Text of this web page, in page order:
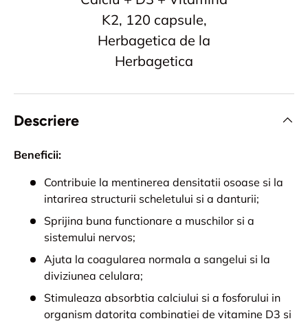
K2, 120 capsule,
Herbagetica de la
Herbagetica
Descriere
Beneficii:
Contribuie la mentinerea densitatii osoase si la
intarirea structurii scheletului si a danturii;
Sprijina buna functionare a muschilor si a
sistemului nervos;
Ajuta la coagularea normala a sangelui si la
diviziunea celulara;
Stimuleaza absorbtia calciului si a fosforului in
organism datorita combinatiei de vitamine D3 si